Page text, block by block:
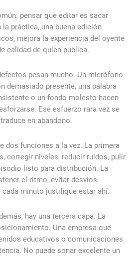
pensar que editar es sacar
práctica, una buena edición
mejora la experiencia del oyente
calidad de quien publica.
pesan mucho. Un micrófono
demasiado presente, una palabra
o un fondo molesto hacen
Ese esfuerzo rara vez se
en abandono.
dos funciones a la vez. La primera
corregir niveles, reducir ruidos, pulir
listo para distribución. La
el ritmo, evitar desvíos
minuto justifique estar ahí.
hay una tercera capa. La
Una empresa que
educativos o comunicaciones
No puede sonar excelente un